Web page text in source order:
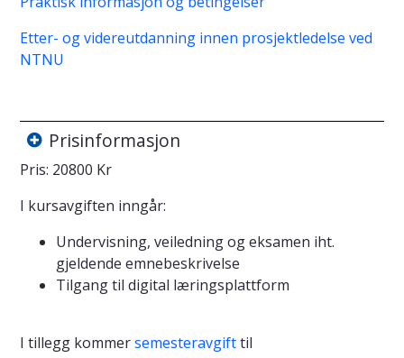
Etter- og videreutdanning innen prosjektledelse ved
NTNU
Prisinformasjon
Pris: 20800 Kr
I kursavgiften inngår:
Undervisning, veiledning og eksamen iht.
gjeldende emnebeskrivelse
Tilgang til digital læringsplattform
I tillegg kommersemesteravgifttil